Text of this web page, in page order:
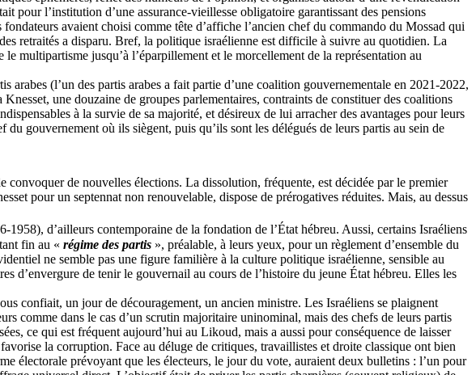
pour l’institution d’une assurance-vieillesse obligatoire garantissant des pensions
fondateurs avaient choisi comme tête d’affiche l’ancien chef du commando du Mossad qui
retraités a disparu. Bref, la politique israélienne est difficile à suivre au quotidien. La
multipartisme jusqu’à l’éparpillement et le morcellement de la représentation au
(l’un des partis arabes a fait partie d’une coalition gouvernementale en 2021-2022,
une douzaine de groupes parlementaires, contraints de constituer des coalitions
à la survie de sa majorité, et désireux de lui arracher des avantages pour leurs
gouvernement où ils siègent, puis qu’ils sont les délégués de leurs partis au sein de
convoquer de nouvelles élections. La dissolution, fréquente, est décidée par le premier
pour un septennat non renouvelable, dispose de prérogatives réduites. Mais, au dessus
1958), d’ailleurs contemporaine de la fondation de l’État hébreu. Aussi, certains Israéliens
fin au « régime des partis », préalable, à leurs yeux, pour un règlement d’ensemble du
ne semble pas une figure familière à la culture politique israélienne, sensible au
d’envergure de tenir le gouvernail au cours de l’histoire du jeune État hébreu. Elles les
confiait, un jour de découragement, un ancien ministre. Les Israéliens se plaignent
comme dans le cas d’un scrutin majoritaire uninominal, mais des chefs de leurs partis
ce qui est fréquent aujourd’hui au Likoud, mais a aussi pour conséquence de laisser
la corruption. Face au déluge de critiques, travaillistes et droite classique ont bien
électorale prévoyant que les électeurs, le jour du vote, auraient deux bulletins : l’un pour